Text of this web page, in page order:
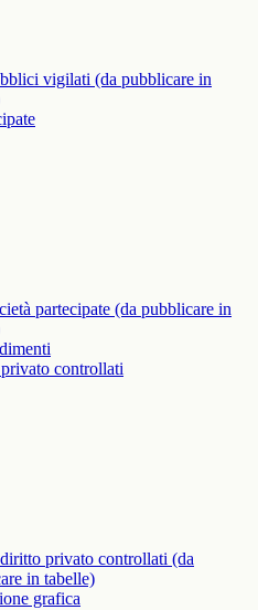
vigilati (da pubblicare in
partecipate (da pubblicare in
controllati
privato controllati (da
in tabelle)
grafica